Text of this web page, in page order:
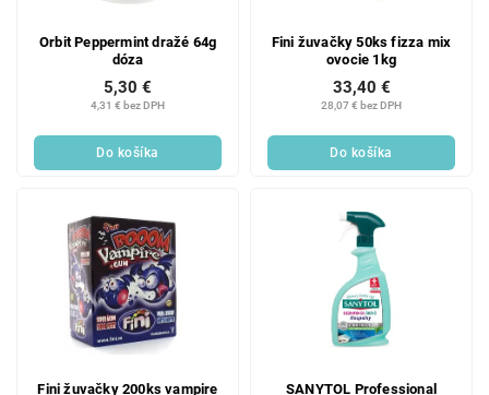
Orbit Peppermint dražé 64g
dóza
4,31 € bez DPH
5,30 €
Do košíka
Fini žuvačky 50ks fizza mix
ovocie 1kg
28,07 € bez DPH
33,40 €
Do košíka
Fini žuvačky 200ks vampire SANYTOL Professional